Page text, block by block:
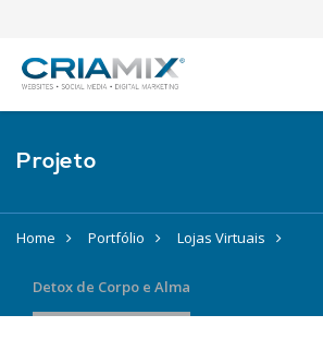
Projeto
Home Portfólio Lojas Virtuais
Detox de Corpo e Alma